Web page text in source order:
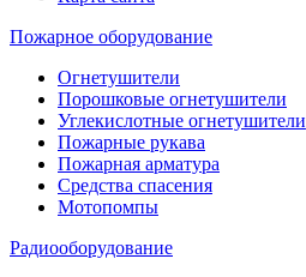
Пожарное оборудование
Огнетушители
Порошковые огнетушители
Углекислотные огнетушители
Пожарные рукава
Пожарная арматура
Средства спасения
Мотопомпы
Радиооборудование